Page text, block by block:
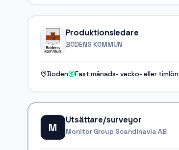
Produktionsledare
BODENS KOMMUN
Boden Fast månads- vecko- eller timlön
M
Utsättare/surveyor
Monitor Group Scandinavia AB